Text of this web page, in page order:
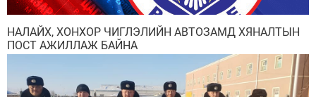
НАЛАЙХ, ХОНХОР ЧИГЛЭЛИЙН АВТОЗАМД ХЯНАЛТЫН
ПОСТ АЖИЛЛАЖ БАЙНА